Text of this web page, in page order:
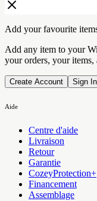
Add your favourite
Add any item to your
your orders, your items,
Create Account Sign In
Aide
Centre d'aide
Livraison
Retour
Garantie
CozeyProtection+
Financement
Assemblage